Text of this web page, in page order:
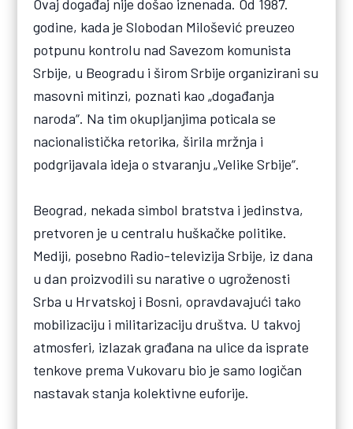
Ovaj događaj nije došao iznenada. Od 1987.
godine, kada je Slobodan Milošević preuzeo
potpunu kontrolu nad Savezom komunista
Srbije, u Beogradu i širom Srbije organizirani su
masovni mitinzi, poznati kao „događanja
naroda“. Na tim okupljanjima poticala se
nacionalistička retorika, širila mržnja i
podgrijavala ideja o stvaranju „Velike Srbije“.
Beograd, nekada simbol bratstva i jedinstva,
pretvoren je u centralu huškačke politike.
Mediji, posebno Radio-televizija Srbije, iz dana
u dan proizvodili su narative o ugroženosti
Srba u Hrvatskoj i Bosni, opravdavajući tako
mobilizaciju i militarizaciju društva. U takvoj
atmosferi, izlazak građana na ulice da isprate
tenkove prema Vukovaru bio je samo logičan
nastavak stanja kolektivne euforije.